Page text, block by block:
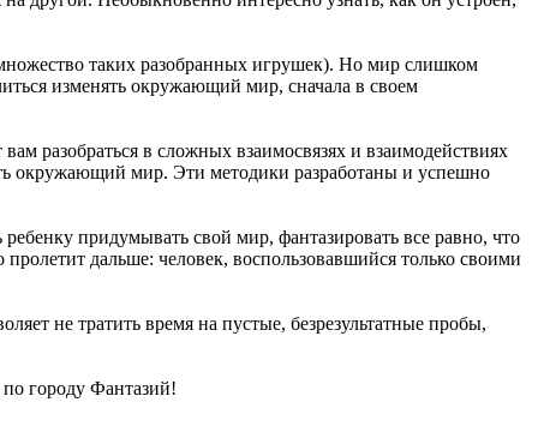
таких разобранных игрушек). Но мир слишком
изменять окружающий мир, сначала в своем
разобраться в сложных взаимосвязях и взаимодействиях
окружающий мир. Эти методики разработаны и успешно
придумывать свой мир, фантазировать все равно, что
дальше: человек, воспользовавшийся только своими
не тратить время на пустые, безрезультатные пробы,
по городу Фантазий!